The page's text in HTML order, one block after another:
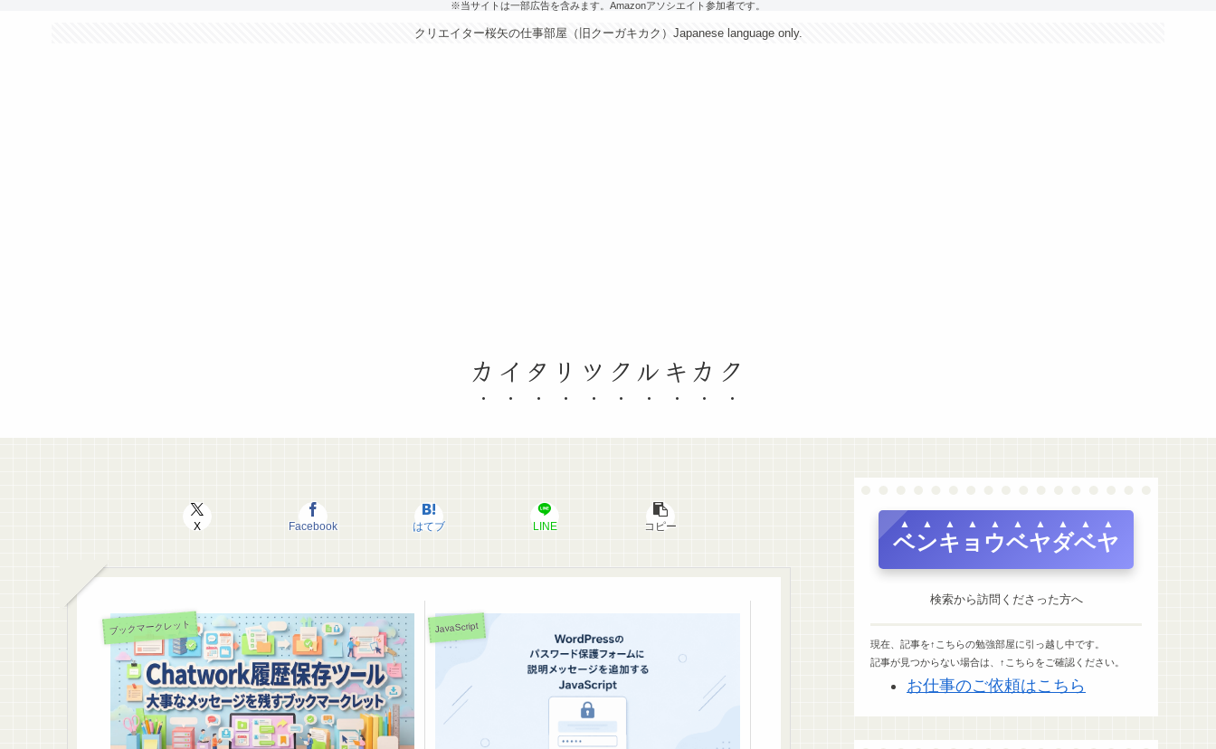
※当サイトは一部広告を含みます。Amazonアソシエイト参加者です。
クリエイター桜矢の仕事部屋（旧クーガキカク）Japanese language only.
カイタリツクルキカク
X Facebook はてブ LINE コピー
ブックマークレット JavaScript
ベンキョウベヤダベヤ
検索から訪問くださった方へ
現在、記事を↑こちらの勉強部屋に引っ越し中です。
記事が見つからない場合は、↑こちらをご確認ください。
お仕事のご依頼はこちら